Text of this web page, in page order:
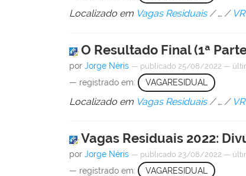
Localizado em Vagas Residuais /…/
O Resultado Final (1ª
porJorge Néris — publicado 25/08/2022 —
— registrado em: VAGARESIDUAL
Localizado em Vagas Residuais /… /
Vagas Residuais 2022:
porJorge Néris — publicado 23/08/2022 —
— registrado em: VAGARESIDUAL